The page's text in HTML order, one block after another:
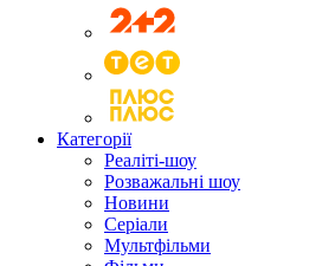
Категорії
Реаліті-шоу
Розважальні шоу
Новини
Серіали
Мультфільми